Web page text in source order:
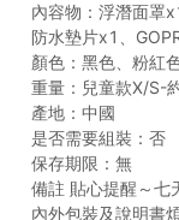
內容物：浮潛面罩
防水墊片x1、
顏色：黑色、粉紅
重量：兒童款X/S-
產地：中國
是否需要組裝：否
保存期限：無
備註 貼心提醒～七
內外包裝及說明書